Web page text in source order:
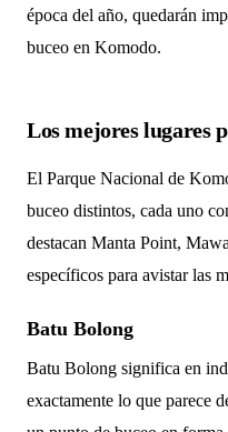
época del año, quedarán
buceo en Komodo.
Los mejores lugares
El Parque Nacional de
buceo distintos, cada uno
destacan Manta Point,
específicos para avistar las
Batu Bolong
Batu Bolong significa en
exactamente lo que parece